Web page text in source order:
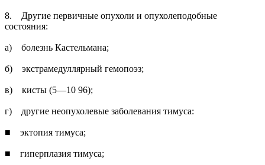
8. Другие первичные опухоли и опухолеподобные
состояния:
а) болезнь Кастельмана;
б) экстрамедуллярный гемопоэз;
в) кисты (5—10 96);
г) другие неопухолевые заболевания тимуса:
■ эктопия тимуса;
■ гиперплазия тимуса;